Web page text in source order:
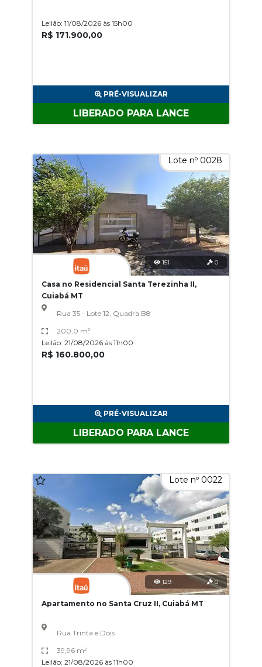
Leilão: 11/08/2026 às 15h00
R$ 171.900,00
PRÉ-VISUALIZAR
LIBERADO PARA LANCE
Lote nº 0028
151 0
Casa no Residencial Santa Terezinha II,
Cuiabá MT
Rua 35 - Lote 12, Quadra B8
200,0 m²
Leilão: 21/08/2026 às 11h00
R$ 160.800,00
PRÉ-VISUALIZAR
LIBERADO PARA LANCE
Lote nº 0022
129 0
Apartamento no Santa Cruz II, Cuiabá MT
Rua Trinta e Dois
39,96 m²
Leilão: 21/08/2026 às 11h00